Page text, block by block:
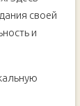
своей
и